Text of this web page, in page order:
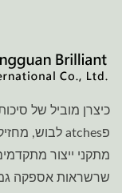
כיצרן מוביל של
מתקני ייצור
שרשראות אספקה